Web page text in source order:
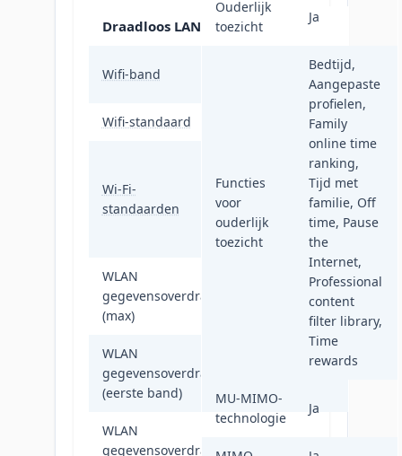
Draadloos LAN
Wifi-band
Dual-band (2.4
Wifi-standaard Wi-Fi 6 (802.11ax)
Wi-Fi-
standaarden
802.11a, 802.11b,
802.11g, Wi-Fi 4
(802.11n), Wi-Fi 5
(802.11ac), Wi-Fi
6 (802.11ax)
WLAN
gegevensoverdrachtsnelheid
(max)
WLAN
gegevensoverdrachtsnelheid
(eerste band)
WLAN
gegevensoverdrachtsnelheid
1201 Mbit/s
Ouderlijk
toezicht
Ja
Functies
voor
ouderlijk
toezicht
Bedtijd,
Aangepaste
profielen,
Family
online time
ranking,
Tijd met
familie, Off
time, Pause
the
Internet,
Professional
content
filter library,
Time
rewards
MU-MIMO-
technologie
Ja